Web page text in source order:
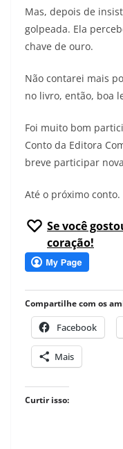
Mas, depois de
golpeada. Ela
chave de ouro.
Não contarei mais
no livro, então, boa
Foi muito bom
Conto da Editora
breve participar
Até o próximo conto.
Se você
coração!
Compartilhe com os
Facebook
Mais
Curtir isso: